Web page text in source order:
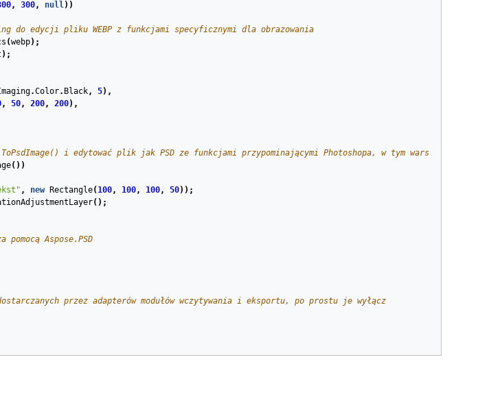
, 300, null))
do edycji pliku WEBP z funkcjami specyficznymi dla obrazowania
(webp);
);
.Color. Black, 5),
, 50, 200, 200),
ToPsdImage() i edytować plik jak PSD ze funkcjami przypominającymi Photoshopa, w tym warstwy,
())
, new Rectangle( 100, 100, 100, 50));
();
Aspose.PSD
przez adapterów modułów wczytywania i eksportu, po prostu je wyłącz